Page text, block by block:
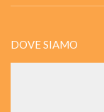
DOVE SIAMO